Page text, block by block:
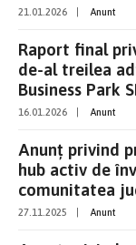
21.01.2026 Anunt
Raport final
de-al treilea
Business Park
16.01.2026 Anunt
Anunț privind
hub activ de
comunitatea
27.11.2025 Anunt